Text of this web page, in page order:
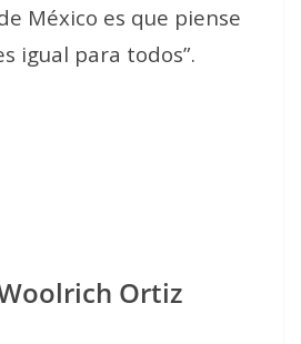
México es que piense
igual para todos”.
Ortiz